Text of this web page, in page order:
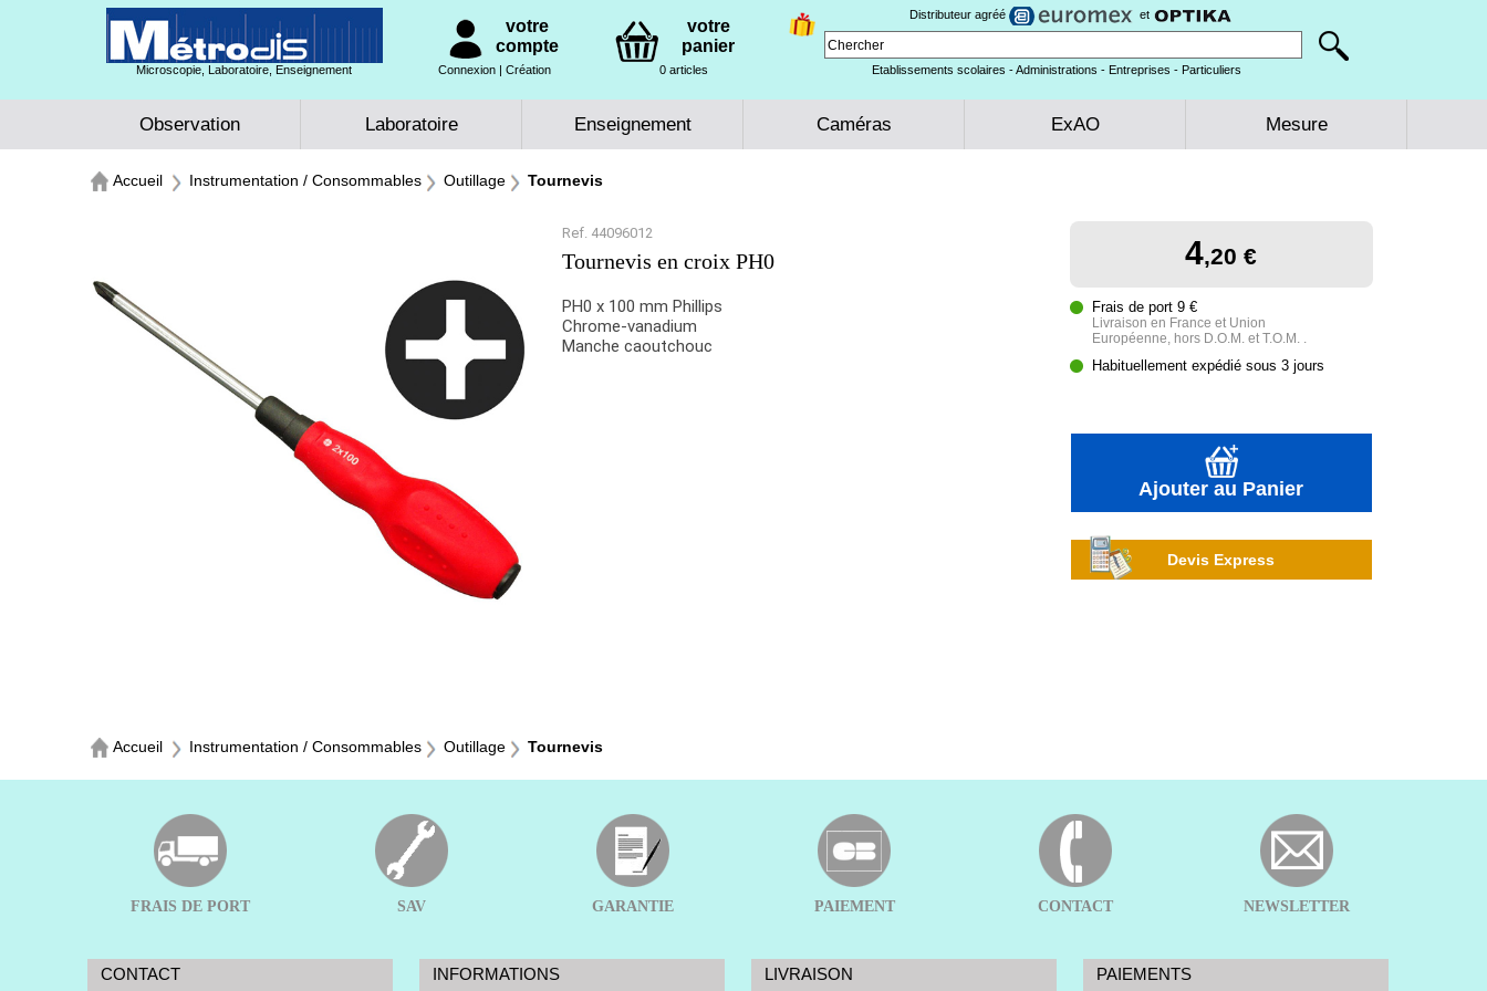
Microscopie, Laboratoire, Enseignement
votre
compte
Connexion | Création
votre
panier
0 articles
Distributeur agréé et
Etablissements scolaires - Administrations - Entreprises - Particuliers
Observation Laboratoire Enseignement Caméras ExAO Mesure
Accueil Instrumentation / Consommables Outillage Tournevis
Ref. 44096012
Tournevis en croix PH0
PH0 x 100 mm Phillips
Chrome-vanadium
Manche caoutchouc
4,20 €
Frais de port 9 €
Livraison en France et Union
Européenne, hors D.O.M. et T.O.M. .
Habituellement expédié sous 3 jours
Ajouter au Panier
Devis Express
Accueil Instrumentation / Consommables Outillage Tournevis
FRAIS DE PORT SAV GARANTIE PAIEMENT CONTACT NEWSLETTER
CONTACT INFORMATIONS LIVRAISON PAIEMENTS